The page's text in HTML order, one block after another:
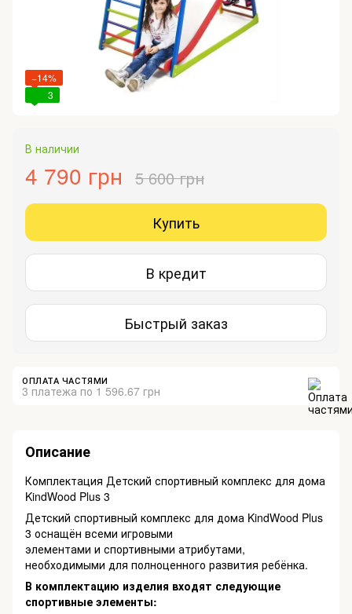
−14%
3
В наличии
4 790 грн 5 600 грн
Купить
В кредит
Быстрый заказ
ОПЛАТА ЧАСТЯМИ
3 платежа по 1 596.67 грн
Описание
Комплектация Детский спортивный комплекс для дома
KindWood Plus 3
Детский спортивный комплекс для дома KindWood Plus
3 оснащён всеми игровыми
элементами и спортивными атрибутами,
необходимыми для полноценного развития ребёнка.
В комплектацию изделия входят следующие
спортивные элементы: